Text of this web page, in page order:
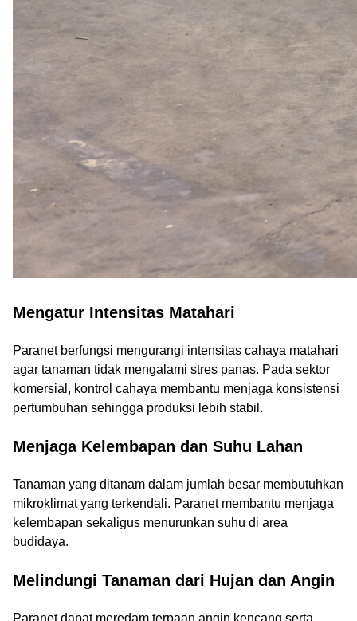
Mengatur Intensitas Matahari
Paranet berfungsi mengurangi intensitas cahaya matahari
agar tanaman tidak mengalami stres panas. Pada sektor
komersial, kontrol cahaya membantu menjaga konsistensi
pertumbuhan sehingga produksi lebih stabil.
Menjaga Kelembapan dan Suhu Lahan
Tanaman yang ditanam dalam jumlah besar membutuhkan
mikroklimat yang terkendali. Paranet membantu menjaga
kelembapan sekaligus menurunkan suhu di area
budidaya.
Melindungi Tanaman dari Hujan dan Angin